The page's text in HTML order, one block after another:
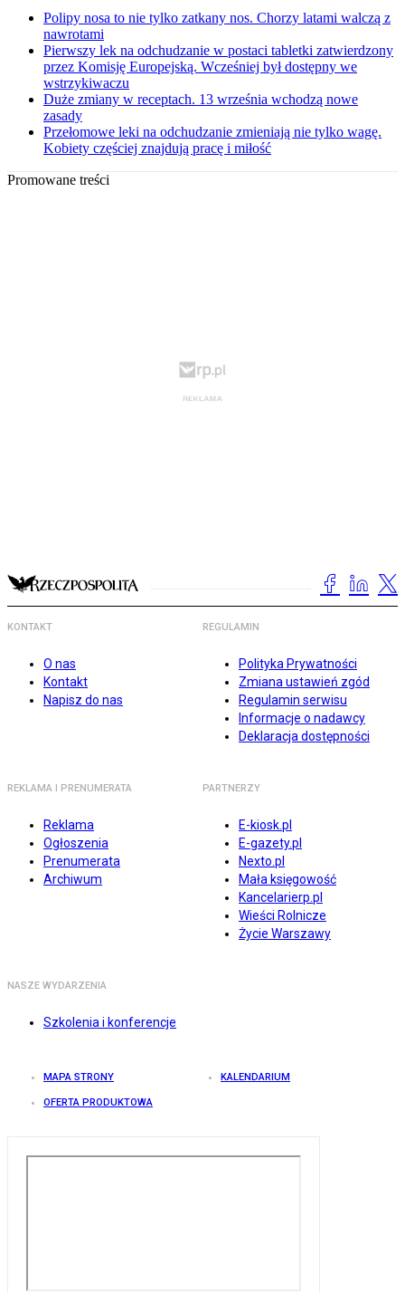
Polipy nosa to nie tylko zatkany nos. Chorzy latami walczą z
nawrotami
Pierwszy lek na odchudzanie w postaci tabletki zatwierdzony
przez Komisję Europejską. Wcześniej był dostępny we
wstrzykiwaczu
Duże zmiany w receptach. 13 września wchodzą nowe
zasady
Przełomowe leki na odchudzanie zmieniają nie tylko wagę.
Kobiety częściej znajdują pracę i miłość
Promowane treści
KONTAKT
O nas
Kontakt
Napisz do nas
REGULAMIN
Polityka Prywatności
Zmiana ustawień zgód
Regulamin serwisu
Informacje o nadawcy
Deklaracja dostępności
REKLAMA I PRENUMERATA
Reklama
Ogłoszenia
Prenumerata
Archiwum
PARTNERZY
E-kiosk.pl
E-gazety.pl
Nexto.pl
Mała księgowość
Kancelarierp.pl
Wieści Rolnicze
Życie Warszawy
NASZE WYDARZENIA
Szkolenia i konferencje
MAPA STRONY KALENDARIUM
OFERTA PRODUKTOWA